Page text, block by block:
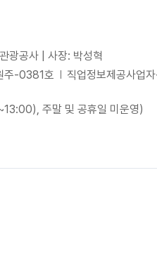
광공사 | 사장: 박성혁
주-0381호
직업정보제공사업
주말 및 공휴일 미운영)